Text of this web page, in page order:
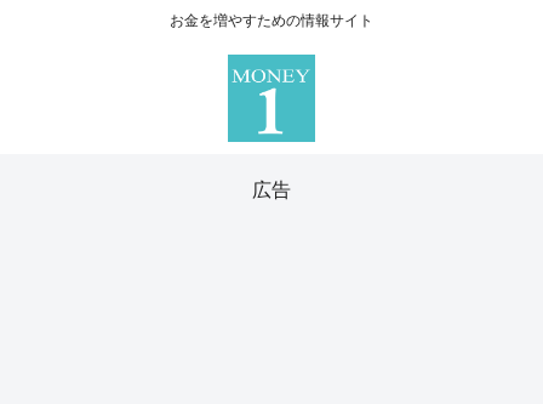
お金を増やすための情報サイト
広告